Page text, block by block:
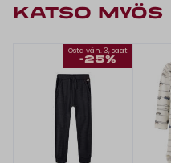
KATSO MYÖS
Osta väh. 3, saat
-25%